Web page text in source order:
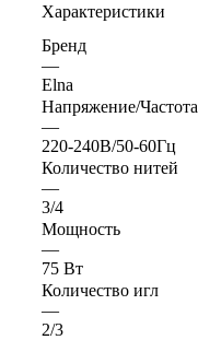
Характеристики
Бренд
—
Elna
Напряжение/Частота
—
220-240В/50-60Гц
Количество нитей
—
3/4
Мощность
—
75 Вт
Количество игл
—
2/3